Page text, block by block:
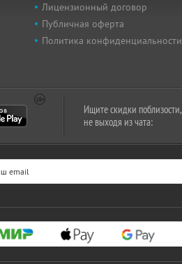
Лицензионный договор
Публичная оферта
Политика конфиденциальности
Ищите скидки поблизости,
не выходя из чата: